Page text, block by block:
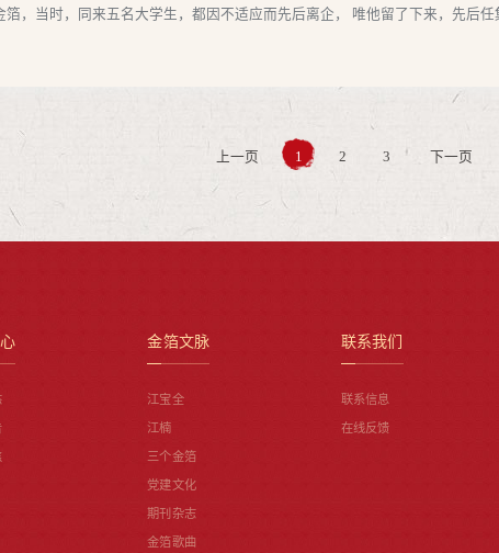
，当时，同来五名大学生，都因不适应而先后离企， 唯他留了下来，先后
上一页 1 2 3 下一页
金箔文脉
江宝全
江楠
三个金箔
党建文化
期刊杂志
金箔歌曲
联系我们
联系信息
在线反馈